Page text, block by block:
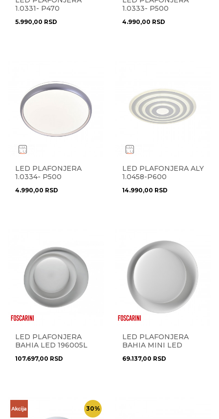
1.0331- P470
5.990,00 RSD
1.0333- P500
4.990,00 RSD
LED PLAFONJERA
1.0334- P500
4.990,00 RSD
LED PLAFONJERA ALY
1.0458-P600
14.990,00 RSD
LED PLAFONJERA
BAHIA LED 196005L
107.697,00 RSD
LED PLAFONJERA
BAHIA MINI LED
69.137,00 RSD
30%